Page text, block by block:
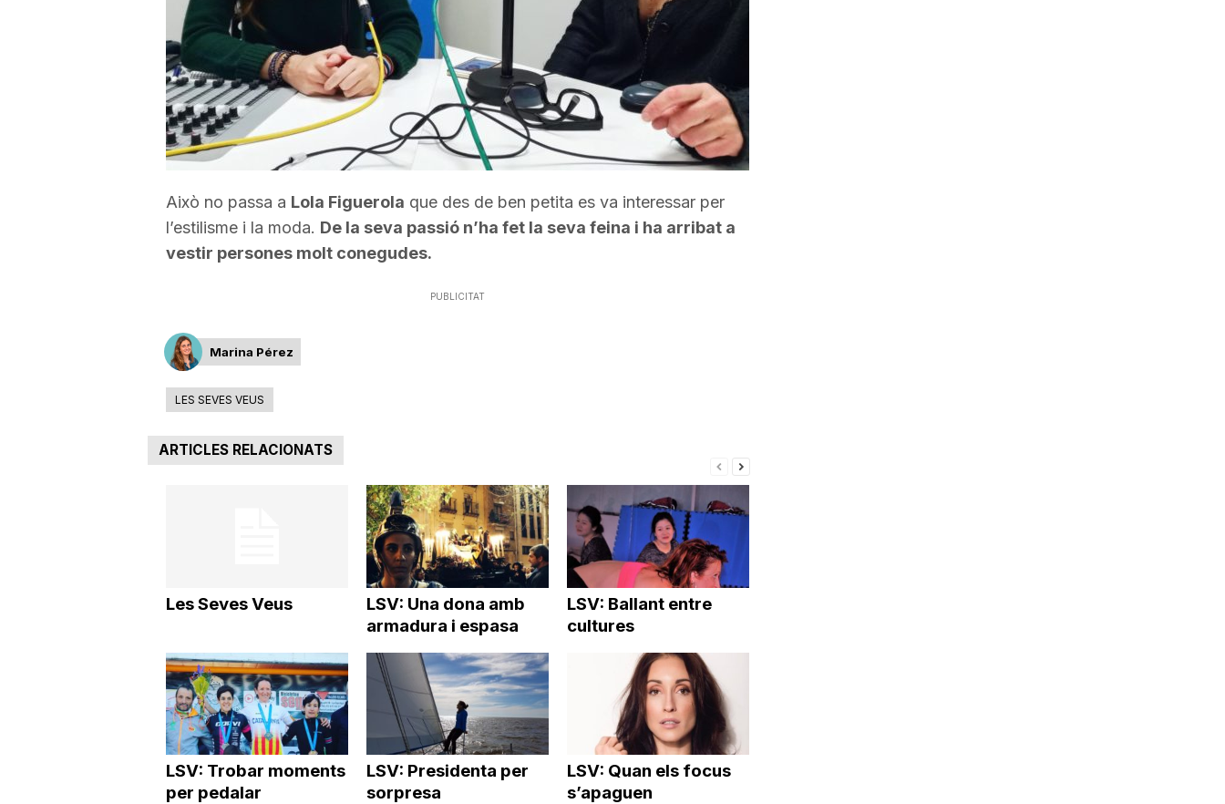
a
Això no passa a Lola Figuerola que des de ben petita es va interessar per
l’estilisme i la moda. De la seva passió n’ha fet la seva feina i ha arribat a
vestir persones molt conegudes.
PUBLICITAT
Marina Pérez
LES SEVES VEUS
ARTICLES RELACIONATS
Les Seves Veus
LSV: Una dona amb
armadura i espasa
LSV: Ballant entre
cultures
LSV: Trobar moments
per pedalar
LSV: Presidenta per
sorpresa
LSV: Quan els focus
s’apaguen